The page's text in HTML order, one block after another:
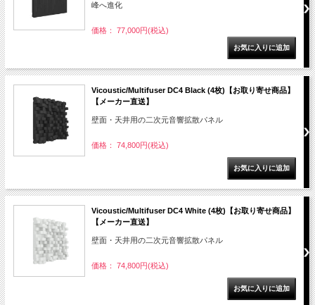
峰へ進化
価格： 77,000円(税込)
Vicoustic/Multifuser DC4 Black (4枚)【お取り寄せ商品】
【メーカー直送】
壁面・天井用の二次元音響拡散パネル
価格： 74,800円(税込)
Vicoustic/Multifuser DC4 White (4枚)【お取り寄せ商品】
【メーカー直送】
壁面・天井用の二次元音響拡散パネル
価格： 74,800円(税込)